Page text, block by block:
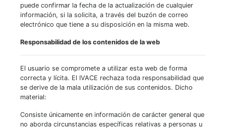
puede confirmar la fecha de la actualización de cualquier
información, si la solicita, a través del buzón de correo
electrónico que tiene a su disposición en la misma web.
Responsabilidad de los contenidos de la web
El usuario se compromete a utilizar esta web de forma
correcta y lícita. El IVACE rechaza toda responsabilidad que
se derive de la mala utilización de sus contenidos. Dicho
material:
Consiste únicamente en información de carácter general que
no aborda circunstancias específicas relativas a personas u